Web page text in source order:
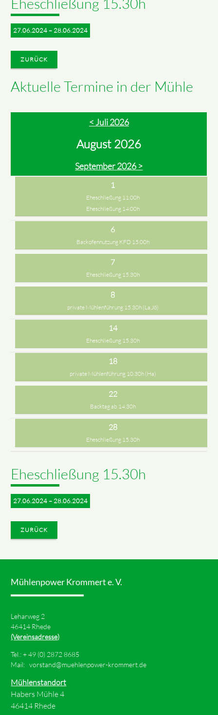
27.06.2024 – 28.06.2024
ZURÜCK
Aktuelle Termine in der Mühle
< Juli 2026
August 2026
September 2026 >
1
Eheschließung 11.00h
Eheschließung 14.00h
6
Backofennutzung KFD 15.00h
7
Eheschließung 15.30h
8
private Mühlenführung 15.30h (La,Jö)
14
Eheschließung 15.30h
18
private Mühlenführung 10.30h (Ha)
22
Backtag ab 14.30h
28
Eheschließung 15.30h
Eheschließung 15.30h
27.06.2024 – 28.06.2024
ZURÜCK
Mühlenpower Krommert e. V.
Leharweg 2
46414 Rhede
(Vereinsadresse)
Tel.: +49 (0) 2872 8685
Mail:vorstand@muehlenpower-krommert.de
Mühlenstandort
Habers Mühle 4
46414 Rhede